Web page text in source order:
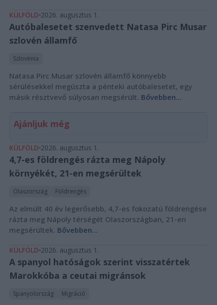
KÜLFÖLD 2026. augusztus 1.
Autóbalesetet szenvedett Natasa Pirc Musar
szlovén államfő
Szlovénia
Natasa Pirc Musar szlovén államfő könnyebb
sérülésekkel megúszta a pénteki autóbalesetet, egy
másik résztvevő súlyosan megsérült. Bővebben...
Ajánljuk még
KÜLFÖLD 2026. augusztus 1.
4,7-es földrengés rázta meg Nápoly
környékét, 21-en megsérültek
Olaszország Földrengés
Az elmúlt 40 év legerősebb, 4,7-es fokozatú földrengése
rázta meg Nápoly térségét Olaszországban, 21-en
megsérültek. Bővebben...
KÜLFÖLD 2026. augusztus 1.
A spanyol hatóságok szerint visszatértek
Marokkóba a ceutai migránsok
Spanyolország Migráció